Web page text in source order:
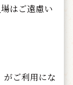
はご遠慮い
ご利用にな